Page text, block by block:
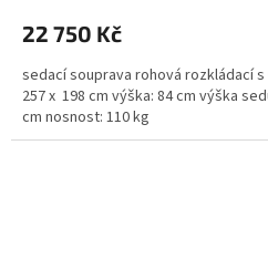
22 750 Kč
sedací souprava rohová rozkládací
257 x 198 cm výška: 84 cm výška
cm nosnost: 110 kg